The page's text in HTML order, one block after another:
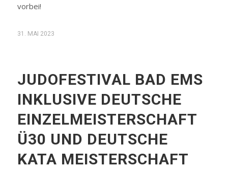
vorbei!
31. MAI 2023
JUDOFESTIVAL BAD EMS
INKLUSIVE DEUTSCHE
EINZELMEISTERSCHAFT
Ü30 UND DEUTSCHE
KATA MEISTERSCHAFT